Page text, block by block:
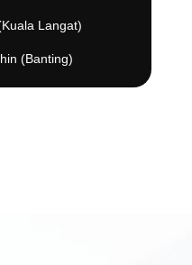
Langat)
(Banting)